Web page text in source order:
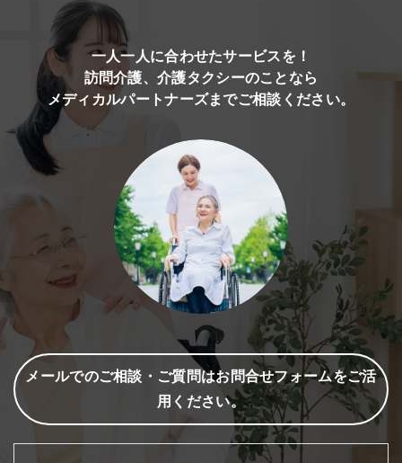
一人一人に合わせたサービスを！
訪問介護、介護タクシーのことなら
メディカルパートナーズまでご相談ください。
メールでのご相談・ご質問はお問合せフォームをご活
用ください。